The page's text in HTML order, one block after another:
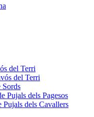
del Terri
del Terri
Sords
Pujals dels Pagesos
Pujals dels Cavallers